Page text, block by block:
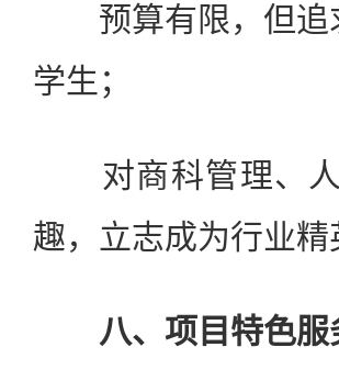
预算有限，但追
学生；
对商科管理、人
趣，立志成为行业精
八、项目特色服